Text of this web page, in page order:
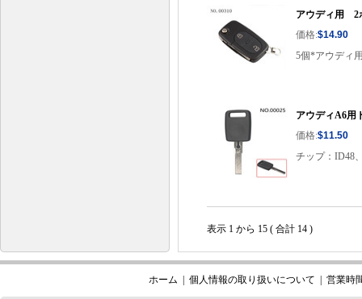
アウディ用 2
価格:$14.90
5個*アウディ
アウディA6用
価格:$11.50
チップ：ID48
表示 1 から 15 ( 合計 14 )
ホーム 個人情報の取り扱いについて 営業時